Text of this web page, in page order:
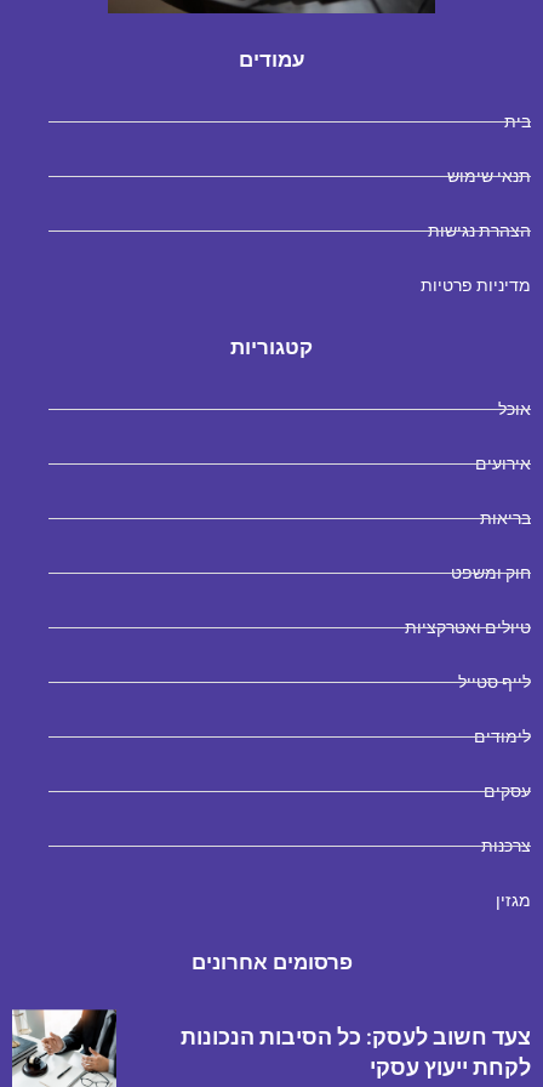
עמודים
בית
תנאי שימוש
הצהרת נגישות
מדיניות פרטיות
קטגוריות
אוכל
אירועים
בריאות
חוק ומשפט
טיולים ואטרקציות
לייף סטייל
לימודים
עסקים
צרכנות
מגזין
פרסומים אחרונים
צעד חשוב לעסק: כל הסיבות הנכונות
לקחת ייעוץ עסקי